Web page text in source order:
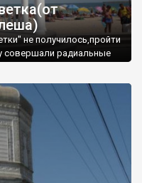
не получилось,пройти
совершали радиальные